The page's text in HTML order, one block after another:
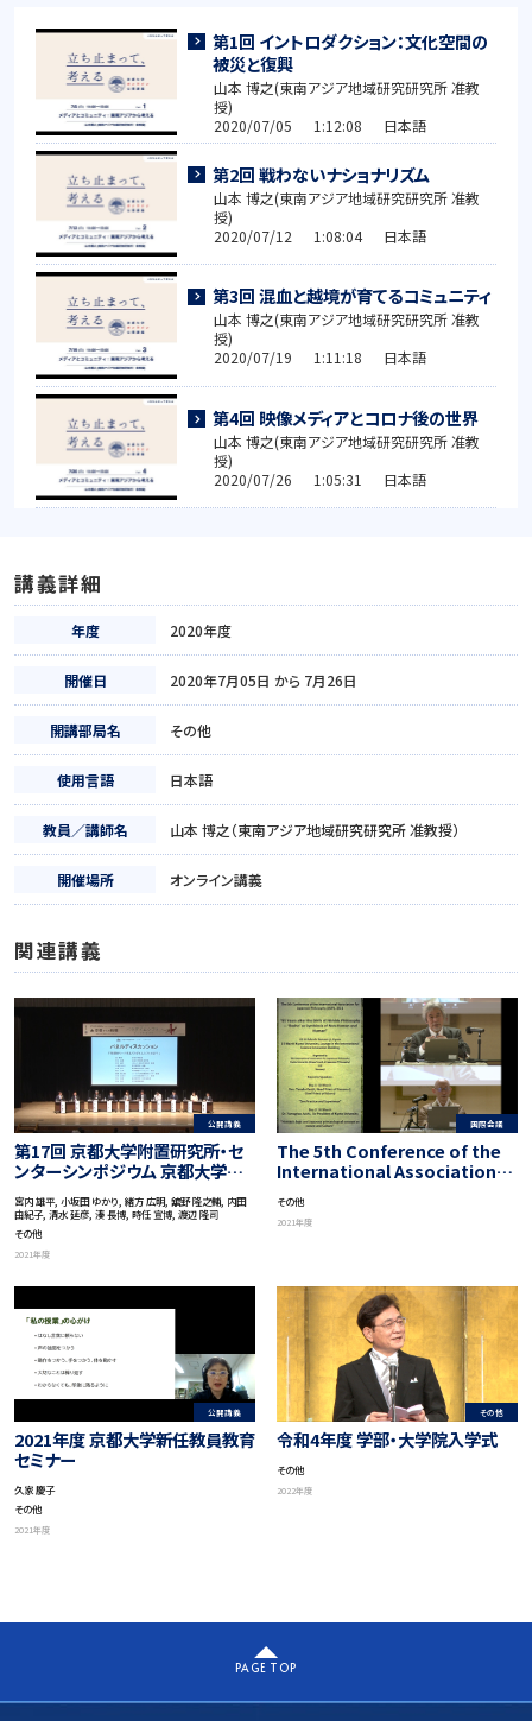
第1回 イントロダクション：文化空間の
被災と復興
山本 博之(東南アジア地域研究研究所 准教
授)
2020/07/05 1:12:08 日本語
第2回 戦わないナショナリズム
山本 博之(東南アジア地域研究研究所 准教
授)
2020/07/12 1:08:04 日本語
第3回 混血と越境が育てるコミュニティ
山本 博之(東南アジア地域研究研究所 准教
授)
2020/07/19 1:11:18 日本語
第4回 映像メディアとコロナ後の世界
山本 博之(東南アジア地域研究研究所 准教
授)
2020/07/26 1:05:31 日本語
講義詳細
年度 2020年度
開催日 2020年7月05日 から 7月26日
開講部局名 その他
使用言語 日本語
教員／講師名 山本 博之（東南アジア地域研究研究所 准教授）
開催場所 オンライン講義
関連講義
公開講義
第17回 京都大学附置研究所・セ
ンターシンポジウム 京都大学松
山講演会 京都からの挑戦 －地球
社会の調和ある共存に向けて－
「パラダイムシフト －新しい世界
を創る京大」
宮内 雄平, 小坂田 ゆかり, 緒方 広明, 舘野 隆之輔, 内田
由紀子, 清水 延彦, 湊 長博, 時任 宣博, 渡辺 隆司
その他
2021年度
国際会議
The 5th Conference of the
International Association
for Japanese Philosophy
“95 Years after the Birth of
Nishida Philosophy-‘Basho’
その他
2021年度
公開講義
2021年度 京都大学新任教員教育
セミナー
久家 慶子
その他
2021年度
その他
令和4年度 学部・大学院入学式
その他
2022年度
PAGE TOP